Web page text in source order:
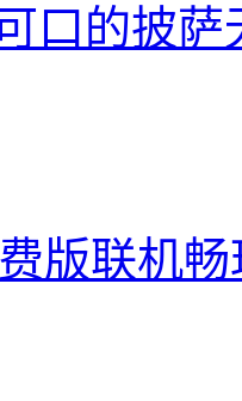
口的披萨
版联机